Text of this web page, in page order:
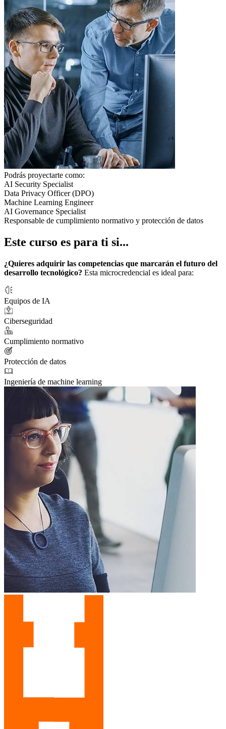
Podrás proyectarte como:
AI Security Specialist
Data Privacy Officer (DPO)
Machine Learning Engineer
AI Governance Specialist
Responsable de cumplimiento normativo y protección de datos
Este curso es para ti si...
¿Quieres adquirir las competencias que marcarán el futuro del
desarrollo tecnológico? Esta microcredencial es ideal para:
Equipos de IA
Ciberseguridad
Cumplimiento normativo
Protección de datos
Ingeniería de machine learning